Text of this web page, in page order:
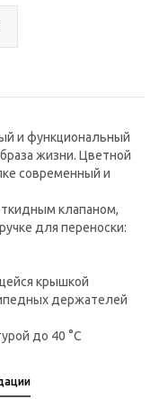
и функциональный
жизни. Цветной
современный и
клапаном,
для переноски:
крышкой
держателей
до 40 °C